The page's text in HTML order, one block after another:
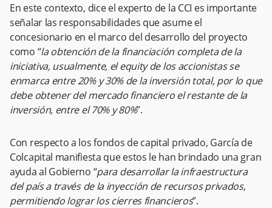
En este contexto, dice el experto de la CCI es importante
señalar las responsabilidades que asume el
concesionario en el marco del desarrollo del proyecto
como “la obtención de la financiación completa de la
iniciativa, usualmente, el equity de los accionistas se
enmarca entre 20% y 30% de la inversión total, por lo que
debe obtener del mercado financiero el restante de la
inversión, entre el 70% y 80%”.
Con respecto a los fondos de capital privado, García de
Colcapital manifiesta que estos le han brindado una gran
ayuda al Gobierno “para desarrollar la infraestructura
del país a través de la inyección de recursos privados,
permitiendo lograr los cierres financieros”.